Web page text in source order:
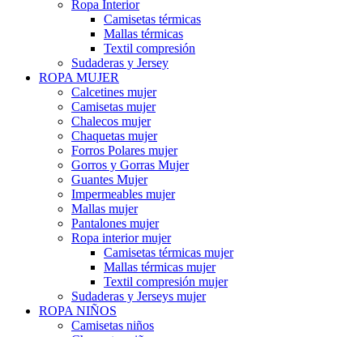
Ropa Interior
Camisetas térmicas
Mallas térmicas
Textil compresión
Sudaderas y Jersey
ROPA MUJER
Calcetines mujer
Camisetas mujer
Chalecos mujer
Chaquetas mujer
Forros Polares mujer
Gorros y Gorras Mujer
Guantes Mujer
Impermeables mujer
Mallas mujer
Pantalones mujer
Ropa interior mujer
Camisetas térmicas mujer
Mallas térmicas mujer
Textil compresión mujer
Sudaderas y Jerseys mujer
ROPA NIÑOS
Camisetas niños